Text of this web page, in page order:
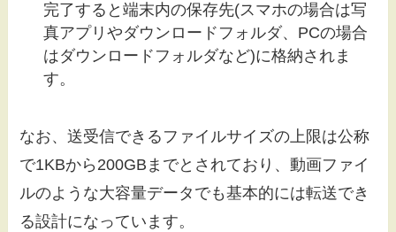
完了すると端末内の保存先(スマホの場合は写
真アプリやダウンロードフォルダ、PCの場合
はダウンロードフォルダなど)に格納されま
す。
なお、送受信できるファイルサイズの上限は公称
で1KBから200GBまでとされており、動画ファイ
ルのような大容量データでも基本的には転送でき
る設計になっています。